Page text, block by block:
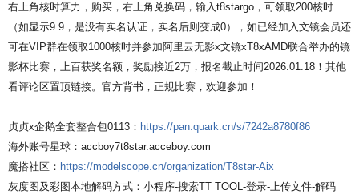
右上角核时算力，购买，右上角兑换码，输入t8stargo，可领取200核时
（如显示9.9，是没有实名认证，实名后则变成0），如已经加入文镜会员还
可在VIP群在领取1000核时并参加阿里云无影x文镜xT8xAMD联合举办的镜
影杯比赛，上百获奖名额，奖励接近2万，报名截止时间2026.01.18！其他
看评论区置顶链接。官方背书，正规比赛，欢迎参加！
贞贞x企鹅全套整合包0113： https://pan.quark.cn/s/7242a8780f86
海外账号星球：accboy7t8star.acceboy.com
魔搭社区： https://modelscope.cn/organization/T8star-Aix
灰度图及彩图本地解码方式：小程序-搜索TT TOOL-登录-上传文件-解码